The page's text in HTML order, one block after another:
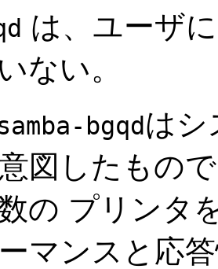
は、ユーザ
ない。
bgqdはシ
図したもの
の プリンタ
マンスと応